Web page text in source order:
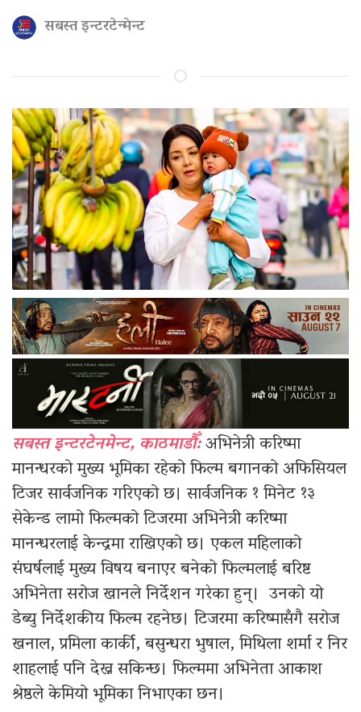
सबस्त इन्टरटेन्मेन्ट
सबस्त इन्टरटेनमेन्ट, काठमाडौँ:अभिनेत्री करिष्मा
मानन्धरको मुख्य भूमिका रहेको फिल्म बगानको अफिसियल
टिजर सार्वजनिक गरिएको छ। सार्वजनिक १ मिनेट १३
सेकेन्ड लामो फिल्मको टिजरमा अभिनेत्री करिष्मा
मानन्धरलाई केन्द्रमा राखिएको छ। एकल महिलाको
संघर्षलाई मुख्य विषय बनाएर बनेको फिल्मलाई बरिष्ट
अभिनेता सरोज खानले निर्देशन गरेका हुन्। उनको यो
डेब्यु निर्देशकीय फिल्म रहनेछ। टिजरमा करिष्मासँगै सरोज
खनाल, प्रमिला कार्की, बसुन्धरा भुषाल, मिथिला शर्मा र निर
शाहलाई पनि देख्न सकिन्छ। फिल्ममा अभिनेता आकाश
श्रेष्ठले केमियो भूमिका निभाएका छन।